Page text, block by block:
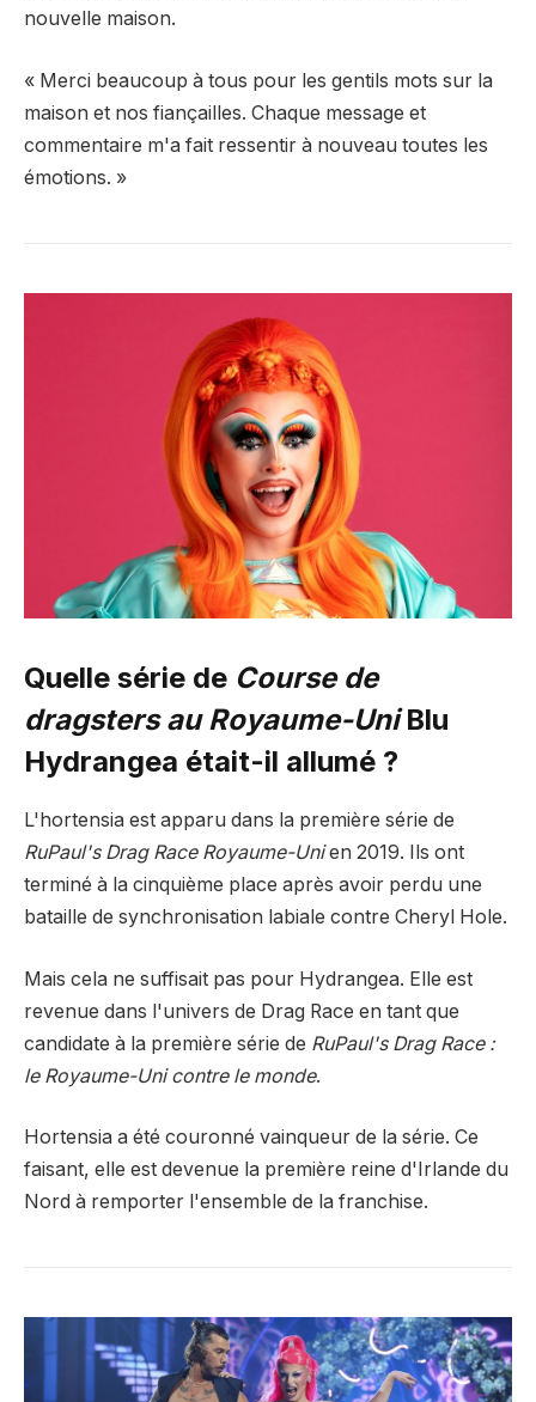
nouvelle maison.
« Merci beaucoup à tous pour les gentils mots sur la
maison et nos fiançailles. Chaque message et
commentaire m'a fait ressentir à nouveau toutes les
émotions. »
Quelle série de Course de
dragsters au Royaume-UniBlu
Hydrangea était-il allumé ?
L'hortensia est apparu dans la première série de
RuPaul's Drag Race Royaume-Unien 2019. Ils ont
terminé à la cinquième place après avoir perdu une
bataille de synchronisation labiale contre Cheryl Hole.
Mais cela ne suffisait pas pour Hydrangea. Elle est
revenue dans l'univers de Drag Race en tant que
candidate à la première série de RuPaul's Drag Race :
le Royaume-Uni contre le monde.
Hortensia a été couronné vainqueur de la série. Ce
faisant, elle est devenue la première reine d'Irlande du
Nord à remporter l'ensemble de la franchise.